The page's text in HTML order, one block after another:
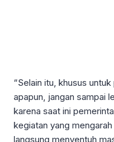
“Selain itu, khusus
apapun, jangan sampai
karena saat ini
kegiatan yang
langsung menyentuh